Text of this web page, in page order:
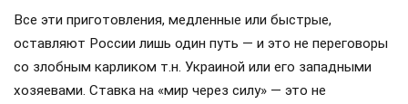
Все эти приготовления, медленные или быстрые,
оставляют России лишь один путь — и это не переговоры
со злобным карликом т.н. Украиной или его западными
хозяевами. Ставка на «мир через силу» — это не